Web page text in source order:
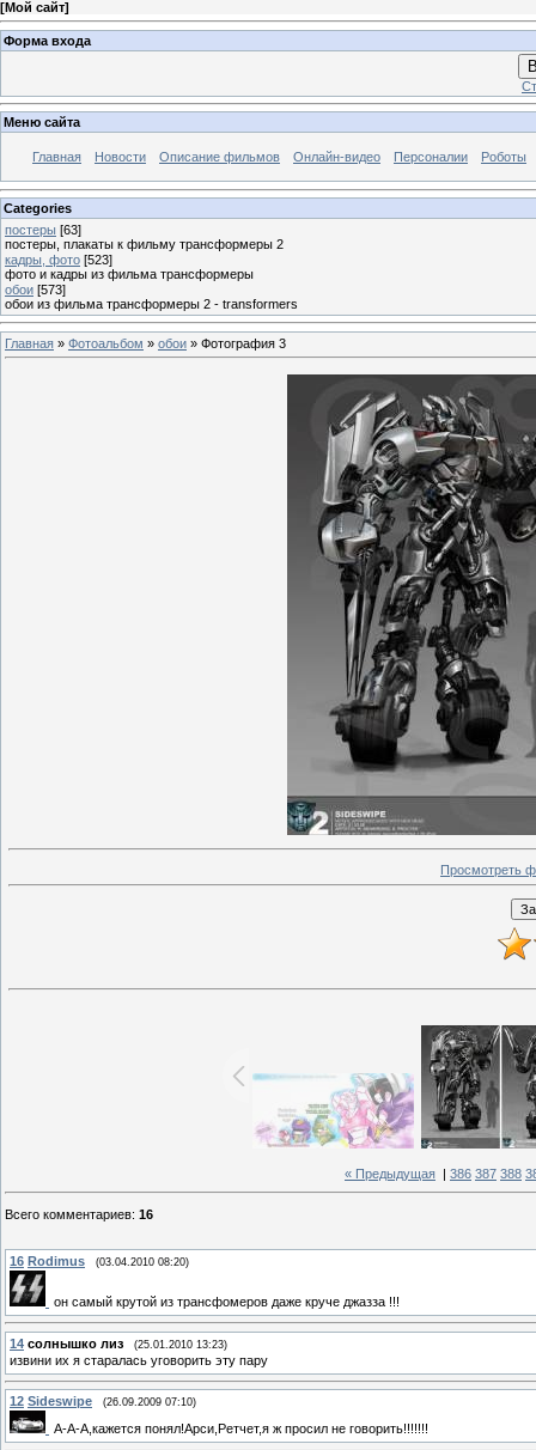
[Мой сайт]
Форма входа
Меню сайта
Главная Новости Описание фильмов Онлайн-видео Персоналии Роботы
Categories
постеры [63]
постеры, плакаты к фильму трансформеры 2
кадры, фото [523]
фото и кадры из фильма трансформеры
обои [573]
обои из фильма трансформеры 2 - transformers
Главная » Фотоальбом » обои » Фотография 3
Просмотреть
« Предыдущая 386 387 388
Всего комментариев: 16
16 Rodimus (03.04.2010 08:20)
он самый крутой из трансфомеров даже круче джазза !!!
14 солнышко лиз (25.01.2010 13:23)
извини их я старалась уговорить эту пару
12 Sideswipe (26.09.2009 07:10)
А-А-А,кажется понял!Арси,Ретчет,я ж просил не говорить!!!!!!!